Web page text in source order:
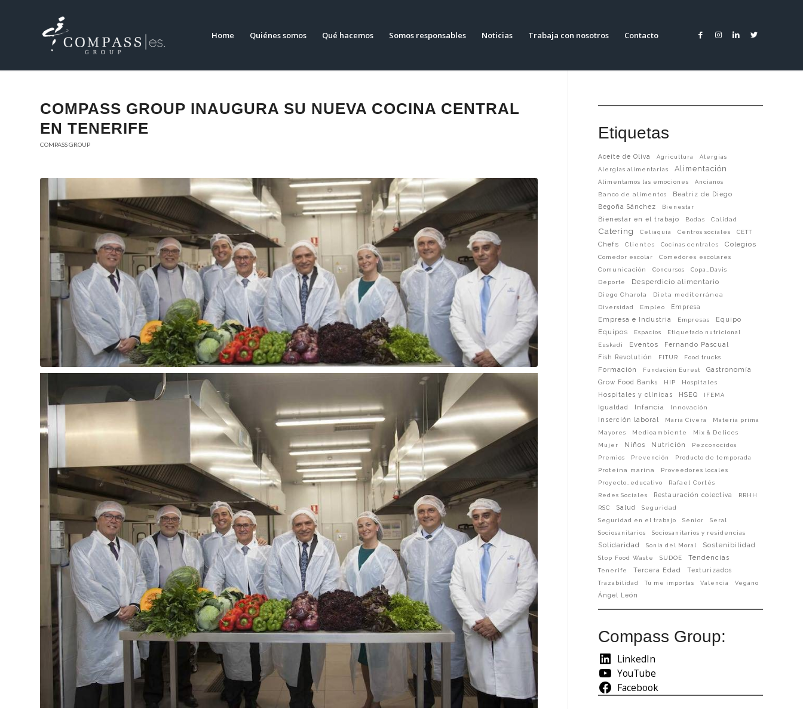
Home Quiénes somos Qué hacemos Somos responsables Noticias Trabaja con nosotros Contacto
COMPASS GROUP INAUGURA SU NUEVA COCINA CENTRAL
EN TENERIFE
COMPASS GROUP
Etiquetas
Aceite de Oliva Agricultura
Alergias
Alergias alimentarias
Alimentación
Alimentamos las emociones
Ancianos
Banco de alimentos
Beatriz de Diego
Begoña Sánchez
Bienestar
Bienestar en el trabajo Bodas Calidad
Catering Celiaquía Centros sociales CETT
Chefs Clientes Cocinas centrales Colegios
Comedor escolar
Comedores escolares
Comunicación
Concursos
Copa_Davis
Deporte
Desperdicio alimentario
Diego Charola
Dieta mediterránea
Diversidad
Empleo Empresa
Empresa e Industria Empresas Equipo
Equipos Espacios
Etiquetado nutricional
Euskadi
Eventos
Fernando Pascual
Fish Revolutión
FITUR Food trucks
Formación Fundación Eurest
Gastronomía
Grow Food Banks
HIP Hospitales
Hospitales y clínicas HSEQ IFEMA
Igualdad Infancia Innovación
Inserción laboral María Civera
Materia prima
Mayores
Medioambiente
Mix & Delices
Mujer
Niños Nutrición
Pezconocidos
Premios
Prevención
Producto de temporada
Proteina marina
Proveedores locales
Proyecto_educativo
Rafael Cortés
Redes Sociales
Restauración colectiva
RRHH
RSC
Salud
Seguridad
Seguridad en el trabajo
Senior
Seral
Sociosanitarios
Sociosanitarios y residencias
Solidaridad Sonia del Moral Sostenibilidad
Stop Food Waste SUDOE Tendencias
Tenerife Tercera Edad Texturizados
Trazabilidad Tú me importas Valencia Vegano
Ángel León
Compass Group:
LinkedIn
YouTube
Facebook